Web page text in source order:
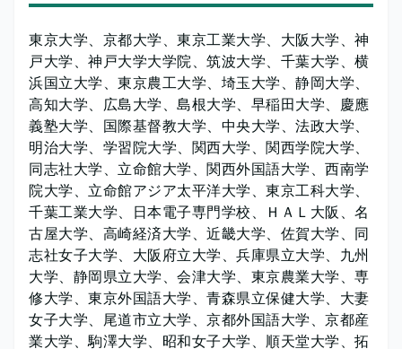
東京大学、京都大学、東京工業大学、大阪大学、神
戸大学、神戸大学大学院、筑波大学、千葉大学、横
浜国立大学、東京農工大学、埼玉大学、静岡大学、
高知大学、広島大学、島根大学、早稲田大学、慶應
義塾大学、国際基督教大学、中央大学、法政大学、
明治大学、学習院大学、関西大学、関西学院大学、
同志社大学、立命館大学、関西外国語大学、西南学
院大学、立命館アジア太平洋大学、東京工科大学、
千葉工業大学、日本電子専門学校、ＨＡＬ大阪、名
古屋大学、高崎経済大学、近畿大学、佐賀大学、同
志社女子大学、大阪府立大学、兵庫県立大学、九州
大学、静岡県立大学、会津大学、東京農業大学、専
修大学、東京外国語大学、青森県立保健大学、大妻
女子大学、尾道市立大学、京都外国語大学、京都産
業大学、駒澤大学、昭和女子大学、順天堂大学、拓